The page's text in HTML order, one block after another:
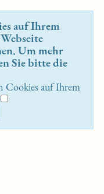
auf Ihrem
Um mehr
Sie bitte die
Cookies auf Ihrem